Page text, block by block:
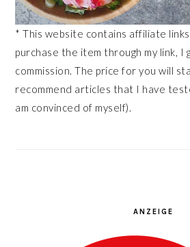
* This website contains affiliate
purchase the item through my link, I
commission. The price for you will
recommend articles that I have
am convinced of myself).
ANZEIGE